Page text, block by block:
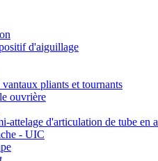
d'aiguillage
pliants et tournants
ouvrière
attelage d'articulation de tube en
- UIC